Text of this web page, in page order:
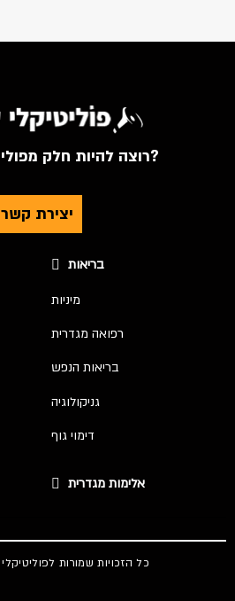
רוצה להיות חלק מפוליטיקלי קוראת?
יצירת קשר
בריאות
מיניות
רפואה מגדרית
בריאות הנפש
גניקולוגיה
דימוי גוף
אלימות מגדרית